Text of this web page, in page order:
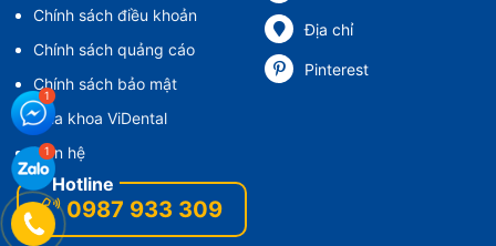
Chính sách điều khoản
Chính sách quảng cáo
Chính sách bảo mật
Nha khoa ViDental
Liên hệ
Địa chỉ
Pinterest
0987 933 309